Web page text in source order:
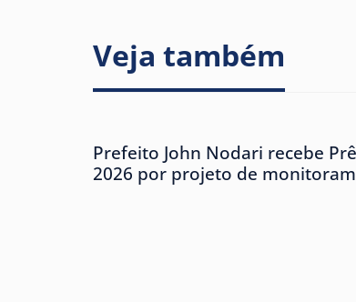
Veja também
Prefeito John Nodari recebe
2026 por projeto de